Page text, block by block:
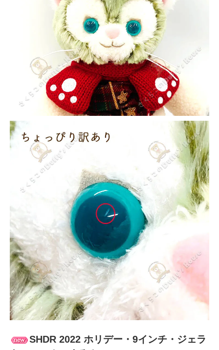
SHDR 2022 ホリデー・9インチ・ジェラ